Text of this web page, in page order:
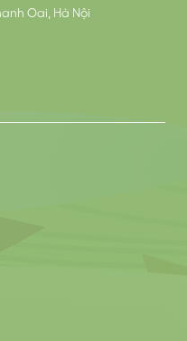
Oai, Hà Nội